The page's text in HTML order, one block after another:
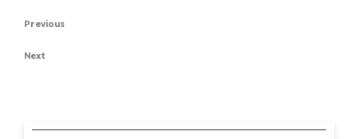
Navigation
de
Previous
Previous
Next
Next